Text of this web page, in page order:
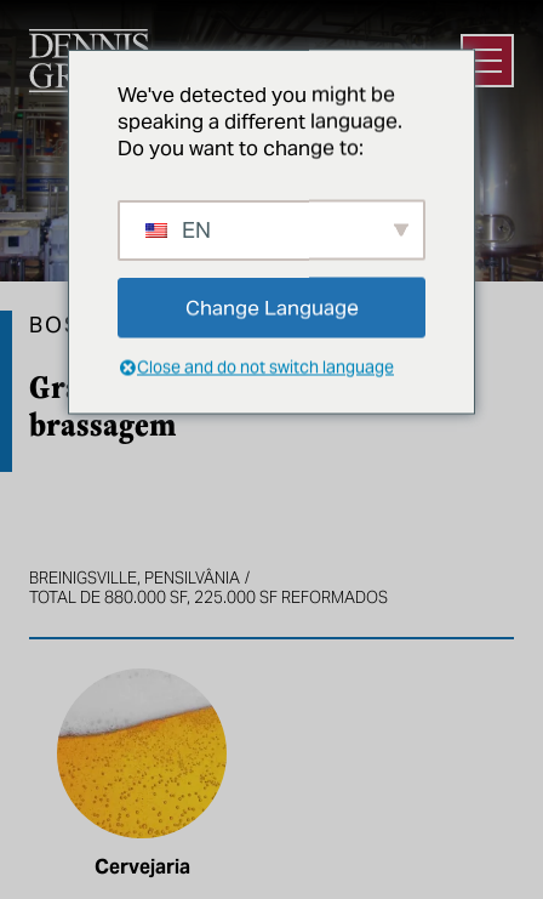
Abrir
Grande reforma da sala de
brassagem
BOSTON BEER
BREINIGSVILLE, PENSILVÂNIA
TOTAL DE 880.000 SF, 225.000 SF REFORMADOS
Cervejaria
We've detected you might be
speaking a different language.
Do you want to change to:
EN
Change Language
Close and do not switch language